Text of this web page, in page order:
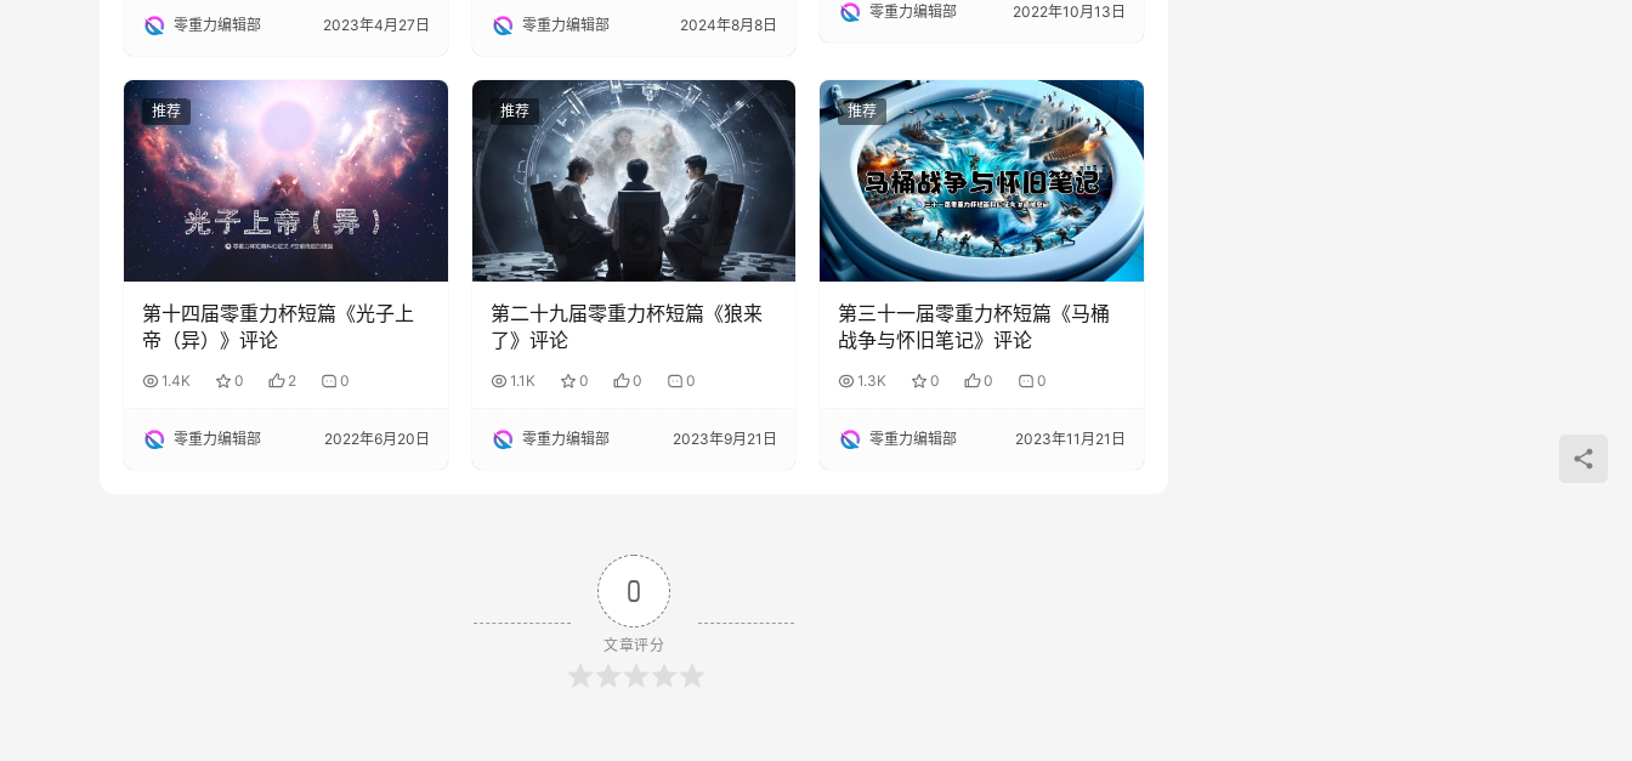
零重力编辑部 2023年4月27日 零重力编辑部 2024年8月8日
零重力编辑部 2022年10月13日
推荐
第十四届零重力杯短篇《光子上
帝（异）》评论
1.4K 0 2 0
零重力编辑部 2022年6月20日
推荐
第二十九届零重力杯短篇《狼来
了》评论
1.1K 0 0 0
零重力编辑部 2023年9月21日
推荐
第三十一届零重力杯短篇《马桶
战争与怀旧笔记》评论
1.3K 0 0 0
零重力编辑部 2023年11月21日
0
文章评分